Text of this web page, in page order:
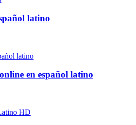
latino
en español latino